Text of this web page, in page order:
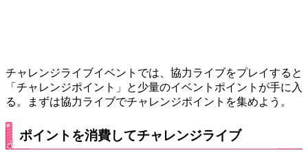
チャレンジライブイベントでは、協力ライブをプレイすると
「チャレンジポイント」と少量のイベントポイントが手に入
る。まずは協力ライブでチャレンジポイントを集めよう。
ポイントを消費してチャレンジライブ